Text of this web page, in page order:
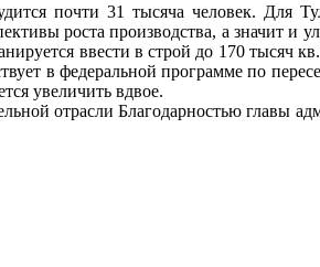
почти 31 тысяча человек. Для
роста производства, а значит
ввести в строй до 170 тысяч
в федеральной программе по
увеличить вдвое.
отрасли Благодарностью главы